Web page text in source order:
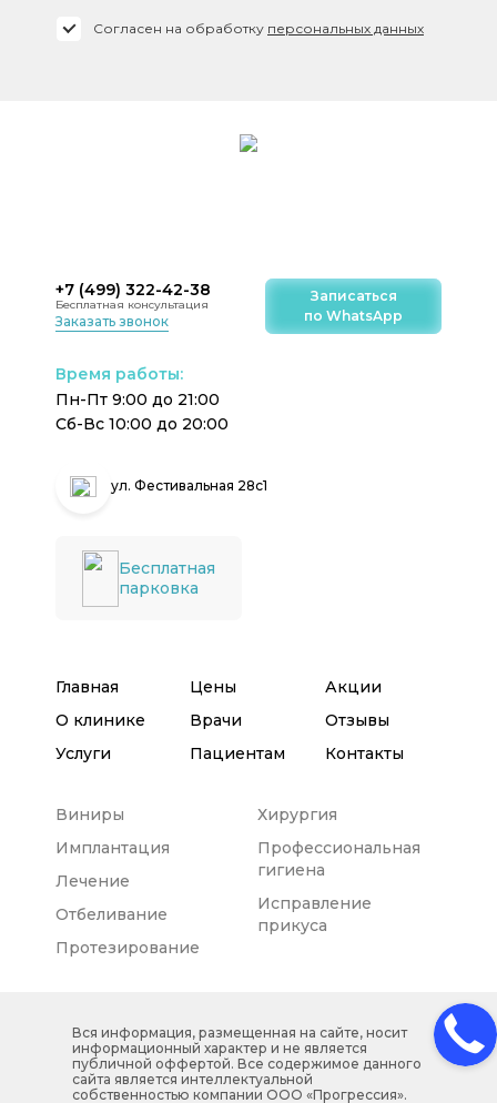
Согласен на обработку персональных данных
Бесплатная
парковка
ул. Фестивальная 28с1
Время работы:
Пн-Пт 9:00 до 21:00
Сб-Вс 10:00 до 20:00
+7 (499) 322-42-38
Бесплатная конcультация
Заказать звонок
Записаться
по WhatsApp
Главная
О клинике
Услуги
Цены
Врачи
Пациентам
Акции
Отзывы
Контакты
Виниры
Имплантация
Лечение
Отбеливание
Протезирование
Хирургия
Профессиональная
гигиена
Исправление
прикуса
Вся информация, размещенная на сайте, носит
информационный характер и не является
публичной оффертой. Все содержимое данного
сайта является интеллектуальной
собственностью компании ООО «Прогрессия».